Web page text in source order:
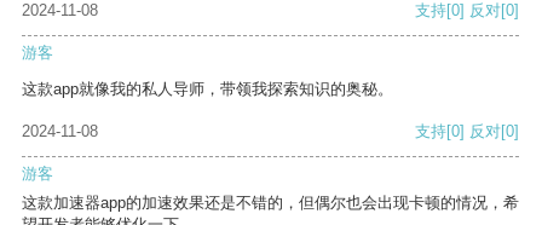
2024-11-08 支持[0] 反对[0]
游客
这款app就像我的私人导师，带领我探索知识的奥秘。
2024-11-08 支持[0] 反对[0]
游客
这款加速器app的加速效果还是不错的，但偶尔也会出现卡顿的情况，希